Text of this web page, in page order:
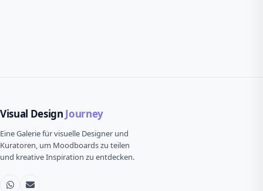
Visual Design Journey
Eine Galerie für visuelle Designer und
Kuratoren, um Moodboards zu teilen
und kreative Inspiration zu entdecken.